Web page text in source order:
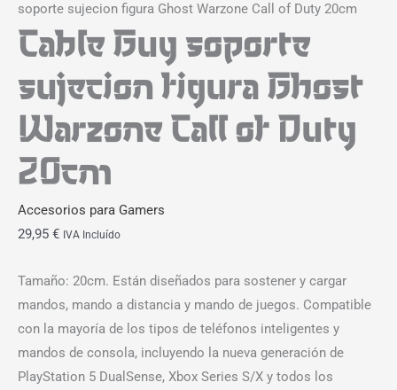
soporte sujecion figura Ghost Warzone Call of Duty 20cm
Cable Guy soporte
sujecion figura Ghost
Warzone Call of Duty
20cm
Accesorios para Gamers
29,95 € IVA Incluído
Tamaño: 20cm. Están diseñados para sostener y cargar
mandos, mando a distancia y mando de juegos. Compatible
con la mayoría de los tipos de teléfonos inteligentes y
mandos de consola, incluyendo la nueva generación de
PlayStation 5 DualSense, Xbox Series S/X y todos los